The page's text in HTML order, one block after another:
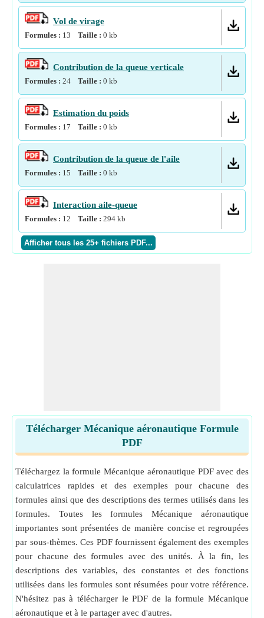
Vol de virage
Formules : 13 Taille : 0 kb
Contribution de la queue verticale
Formules : 24 Taille : 0 kb
Estimation du poids
Formules : 17 Taille : 0 kb
Contribution de la queue de l'aile
Formules : 15 Taille : 0 kb
Interaction aile-queue
Formules : 12 Taille : 294 kb
Télécharger Mécanique aéronautique Formule
PDF
Téléchargez la formule Mécanique aéronautique PDF avec des
calculatrices rapides et des exemples pour chacune des
formules ainsi que des descriptions des termes utilisés dans les
formules. Toutes les formules Mécanique aéronautique
importantes sont présentées de manière concise et regroupées
par sous-thèmes. Ces PDF fournissent également des exemples
pour chacune des formules avec des unités. À la fin, les
descriptions des variables, des constantes et des fonctions
utilisées dans les formules sont résumées pour votre référence.
N'hésitez pas à télécharger le PDF de la formule Mécanique
aéronautique et à le partager avec d'autres.